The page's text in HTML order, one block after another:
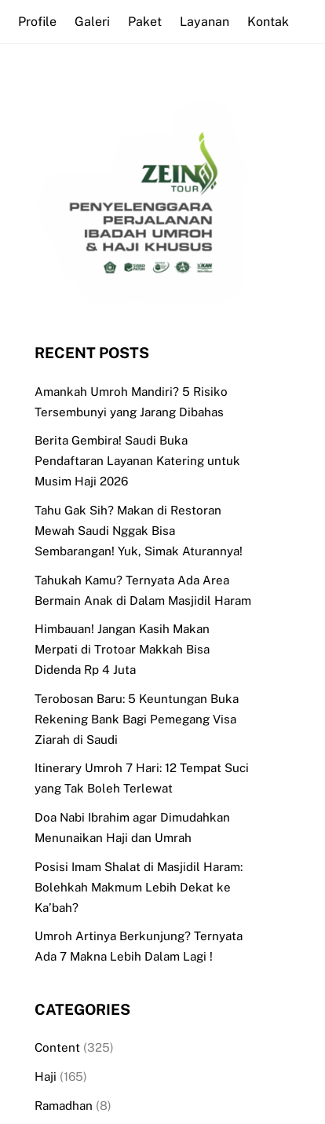
Profile Galeri Paket Layanan Kontak
RECENT POSTS
Amankah Umroh Mandiri? 5 Risiko
Tersembunyi yang Jarang Dibahas
Berita Gembira! Saudi Buka
Pendaftaran Layanan Katering untuk
Musim Haji 2026
Tahu Gak Sih? Makan di Restoran
Mewah Saudi Nggak Bisa
Sembarangan! Yuk, Simak Aturannya!
Tahukah Kamu? Ternyata Ada Area
Bermain Anak di Dalam Masjidil Haram
Himbauan! Jangan Kasih Makan
Merpati di Trotoar Makkah Bisa
Didenda Rp 4 Juta
Terobosan Baru: 5 Keuntungan Buka
Rekening Bank Bagi Pemegang Visa
Ziarah di Saudi
Itinerary Umroh 7 Hari: 12 Tempat Suci
yang Tak Boleh Terlewat
Doa Nabi Ibrahim agar Dimudahkan
Menunaikan Haji dan Umrah
Posisi Imam Shalat di Masjidil Haram:
Bolehkah Makmum Lebih Dekat ke
Ka’bah?
Umroh Artinya Berkunjung? Ternyata
Ada 7 Makna Lebih Dalam Lagi !
CATEGORIES
Content(325)
Haji (165)
Ramadhan (8)